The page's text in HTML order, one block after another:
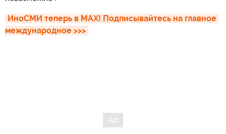
ИноСМИ теперь в MAX! Подписывайтесь на главное
международное >>>